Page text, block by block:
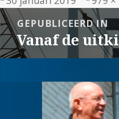
op
Bericht
navigatieGEPUBLICEERD IN
Vanaf de